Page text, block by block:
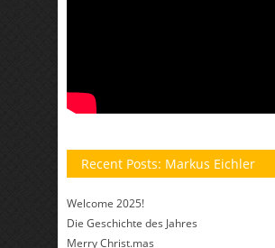
Recent Posts: Markus Eichler
Welcome 2025!
Die Geschichte des Jahres
Merry Christ.mas